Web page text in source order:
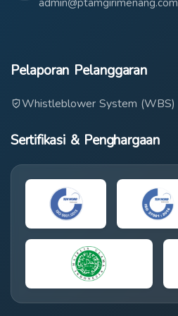
admin@ptamgirimenang.com
Pelaporan Pelanggaran
Whistleblower System (WBS)
Sertifikasi & Penghargaan